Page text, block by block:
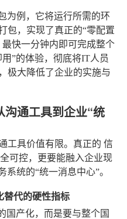
为例，它将运行所需的环
包，实现了真正的“零配置
快一分钟内即可完成整个
”的体验，彻底将IT人员
极大降低了企业的实施与
通工具到企业“统
工具价值有限。真正的 信
可控，更要能融入企业现
统的“统一消息中心”。
替代的硬性指标
国产化，而是要与整个国